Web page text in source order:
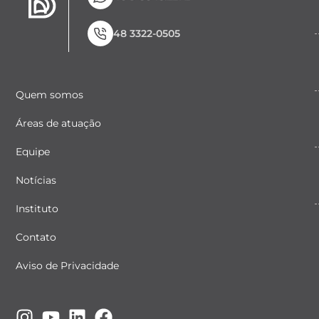
48 3322-0505
Quem somos
Áreas de atuação
Equipe
Notícias
Instituto
Contato
Aviso de Privacidade